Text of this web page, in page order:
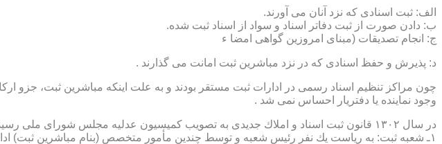
الف: ثبت اسنادی كه نزد آنان می آورند.
ب: دادن صورت از ثبت دفاتر اسناد و سواد از اسناد ثبت شده.
ج: انجام تصدیقات (مبنای امروزین گواهی امضا ء
د: پذیرش و حفظ اسنادی كه در نزد مباشرین ثبت امانت می گذارند .
چون مراكز تنظیم اسناد رسمی در ادارات ثبت مستقر بودند و به علت اینكه مباشرین ثبت، جزو
وجود نماینده یا دفتریار احساس نمی شد .
در سال ۱۳۰۲ قانون ثبت اسناد و املاك جدیدی به تصویب كمیسیون عدلیه مجلس شورای ملی رسید كه مطابق ماده ۵ قانون یاد شده، هر دایره ثبت اسناد، از دو قسمت زیر تشكیل می شد.
۱ـ شعبه ثبت: به ریاست یك نفر رئیس شعبه و توسط چندین مأمور متخصص (بنام مباشرین ثبت) اداره می شد